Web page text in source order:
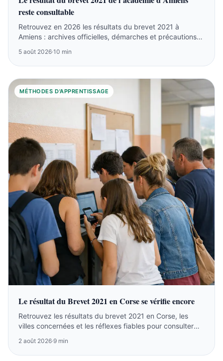
reste consultable
Retrouvez en 2026 les résultats du brevet 2021 à
Amiens : archives officielles, démarches et précautions
5 août 2026·10 min
MÉTHODES D'APPRENTISSAGE
Le résultat du Brevet 2021 en Corse se vérifie encore
Retrouvez les résultats du brevet 2021 en Corse, les
villes concernées et les réflexes fiables pour consulter
2 août 2026·9 min